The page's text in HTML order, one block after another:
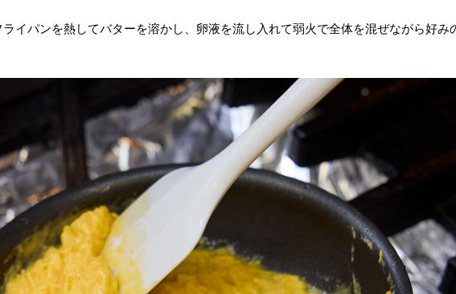
イパンを熱してバターを溶かし、卵液を流し入れて弱火で全体を混ぜながら好み